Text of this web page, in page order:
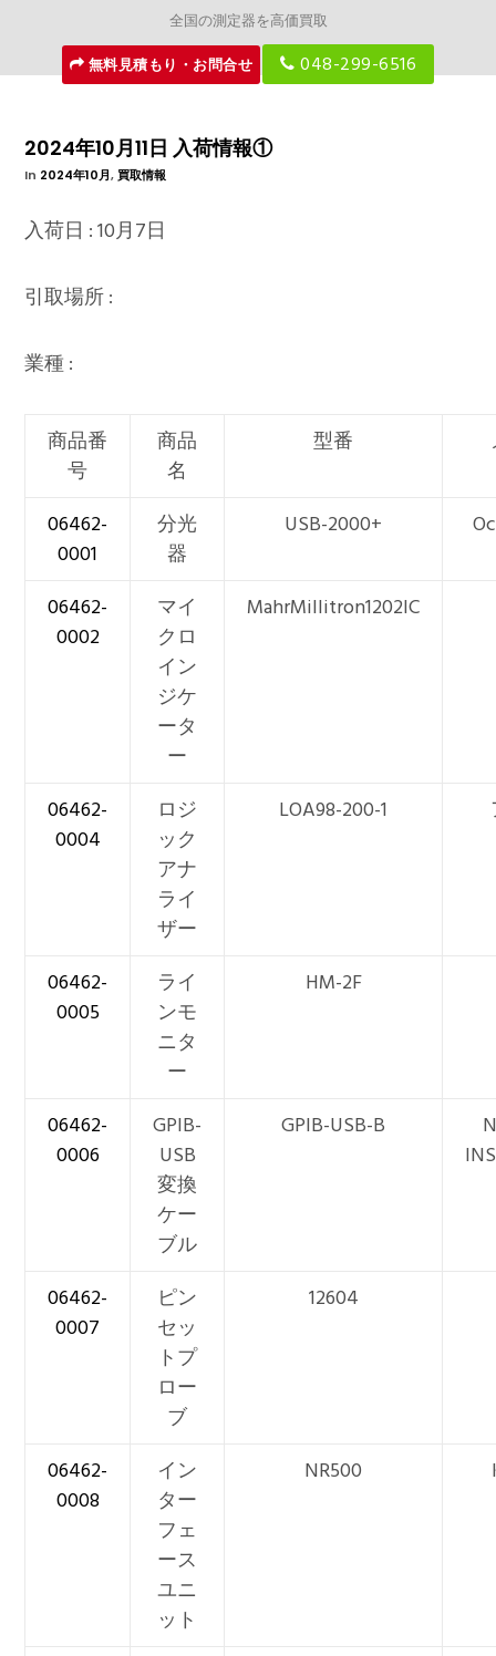
全国の測定器を高価買取
無料見積もり・お問合せ
048-299-6516
2024年10月11日 入荷情報①
In 2024年10月,買取情報
入荷日 : 10月7日
引取場所 :
業種 :
商品番
号
商品
名
型番
06462-
0001
分光
器
USB-2000+
06462-
0002
マイ
クロ
イン
ジケ
ータ
ー
MahrMillitron1202IC
06462-
0004
ロジ
ック
アナ
ライ
ザー
LOA98-200-1
06462-
0005
ライ
ンモ
ニタ
ー
HM-2F
06462-
0006
GPIB-
USB
変換
ケー
ブル
GPIB-USB-B
06462-
0007
ピン
セッ
トプ
ロー
ブ
12604
06462-
0008
イン
ター
フェ
ース
ユニ
ット
NR500